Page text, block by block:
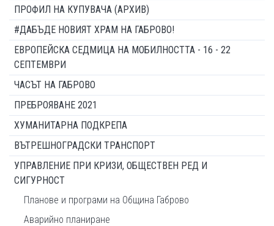
ПРОФИЛ НА КУПУВАЧА (АРХИВ)
#ДАБЪДЕ НОВИЯТ ХРАМ НА ГАБРОВО!
ЕВРОПЕЙСКА СЕДМИЦА НА МОБИЛНОСТТА - 16 - 22
СЕПТЕМВРИ
ЧАСЪТ НА ГАБРОВО
ПРЕБРОЯВАНЕ 2021
ХУМАНИТАРНА ПОДКРЕПА
ВЪТРЕШНОГРАДСКИ ТРАНСПОРТ
УПРАВЛЕНИЕ ПРИ КРИЗИ, ОБЩЕСТВЕН РЕД И
СИГУРНОСТ
Планове и програми на Община Габрово
Аварийно планиране